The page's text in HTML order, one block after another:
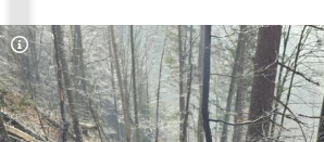
Copyright-Hinweis öffnen/